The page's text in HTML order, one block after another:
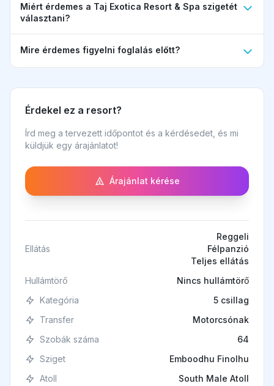
Miért érdemes a Taj Exotica Resort & Spa szigetét
választani?
Mire érdemes figyelni foglalás előtt?
Érdekel ez a resort?
Írd meg a tervezett időpontot és a kérdésedet, és mi
küldjük egy árajánlatot!
Árajánlat kérése
Ellátás
Reggeli
Félpanzió
Teljes ellátás
Hullámtörő
Nincs hullámtörő
Kategória
5 csillag
Transfer
Motorcsónak
Szobák száma
64
Sziget
Emboodhu Finolhu
Atoll
South Male Atoll